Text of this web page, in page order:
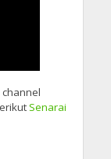
Senarai